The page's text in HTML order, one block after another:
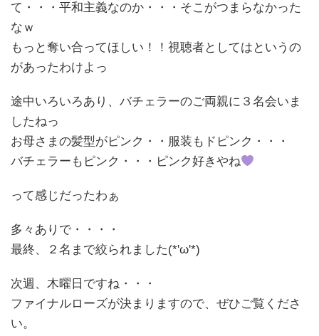
て・・・平和主義なのか・・・そこがつまらなかった
なｗ
もっと奪い合ってほしい！！視聴者としてはというの
があったわけよっ
途中いろいろあり、バチェラーのご両親に３名会いま
したねっ
お母さまの髪型がピンク・・服装もドピンク・・・
バチェラーもピンク・・・ピンク好きやね
って感じだったわぁ
多々ありで・・・・
最終、２名まで絞られました(*'ω'*)
次週、木曜日ですね・・・
ファイナルローズが決まりますので、ぜひご覧くださ
い。